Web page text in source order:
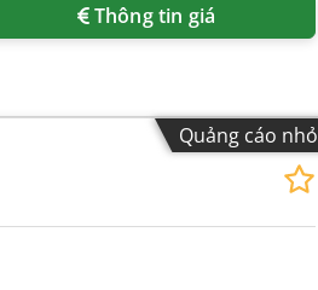
Thông tin giá
Quảng cáo nhỏ